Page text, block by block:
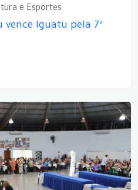
e Esportes
Iguatu pela 7ª